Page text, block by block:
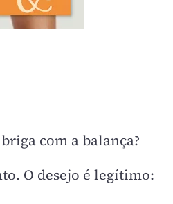
com a balança?
O desejo é legítimo: